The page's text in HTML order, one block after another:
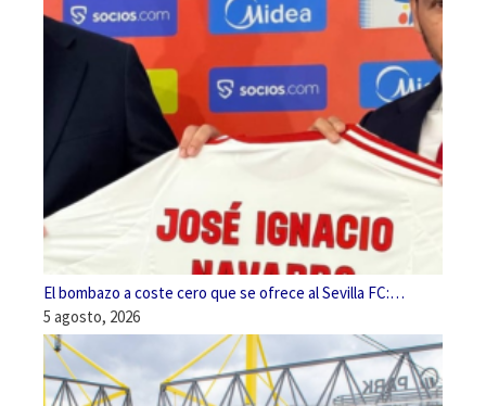
El bombazo a coste cero que se ofrece al Sevilla FC:…
5 agosto, 2026